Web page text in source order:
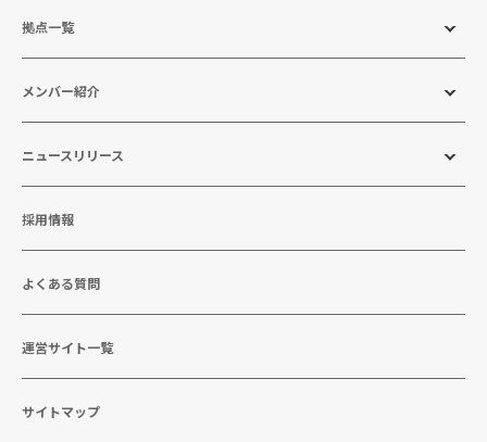
拠点一覧
メンバー紹介
ニュースリリース
採用情報
よくある質問
運営サイト一覧
サイトマップ